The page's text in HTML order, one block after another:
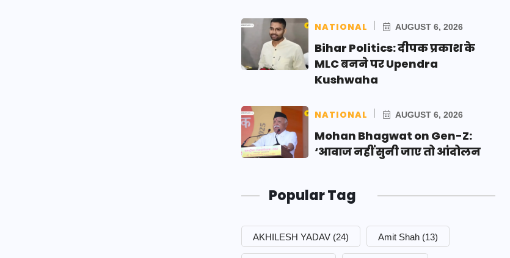
NATIONAL AUGUST 6, 2026
Bihar Politics: दीपक प्रकाश के
MLC बनने पर Upendra
Kushwaha
NATIONAL AUGUST 6, 2026
Mohan Bhagwat on Gen-Z:
‘आवाज नहीं सुनी जाए तो आंदोलन
Popular Tag
AKHILESH YADAV (24) Amit Shah (13)